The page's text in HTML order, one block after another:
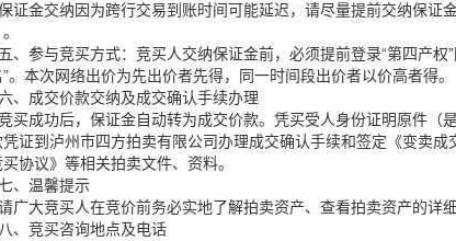
证金交纳因为跨行交易到账时间可能延迟，请尽量提前交纳保证
五、参与竞买方式：竞买人交纳保证金前，必须提前登录“第四产权
。 本次网络出价为先出价者先得，同一时间段出价者以价高者得。
、成交价款交纳及成交确认手续办理
买成功后，保证金自动转为成交价款。凭买受人身份证明原件（
证到泸州市四方拍卖有限公司办理成交确认手续和签定《变卖成
协议》等相关拍卖文件、资料。
、温馨提示
广大竞买人在竞价前务必实地了解拍卖资产、查看拍卖资产的详细
八、竞买咨询地点及电话